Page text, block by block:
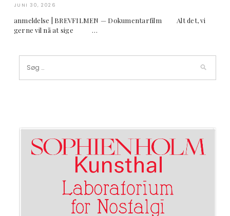
JUNI 30, 2026
anmeldelse | BREVFILMEN — Dokumentarfilm Alt det, vi
gerne vil nå at sige …